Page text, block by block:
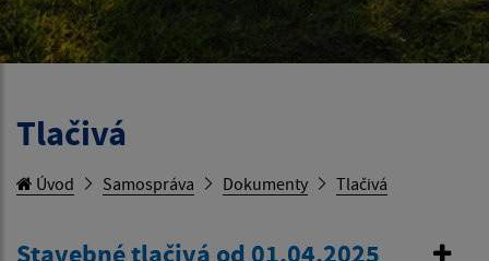
Tlačivá
Úvod Samospráva Dokumenty Tlačivá
Stavebné tlačivá od 01.04.2025